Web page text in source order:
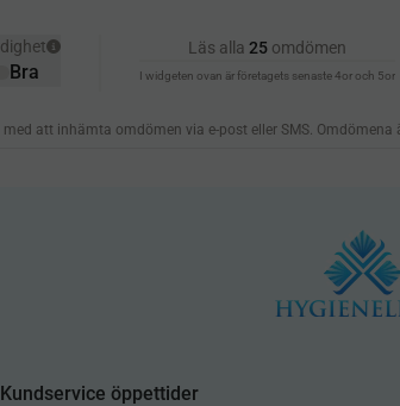
Kundservice öppettider